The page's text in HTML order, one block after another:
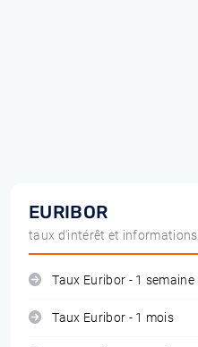
EURIBOR
taux d'intérêt et informations
Taux Euribor - 1 semaine
Taux Euribor - 1 mois